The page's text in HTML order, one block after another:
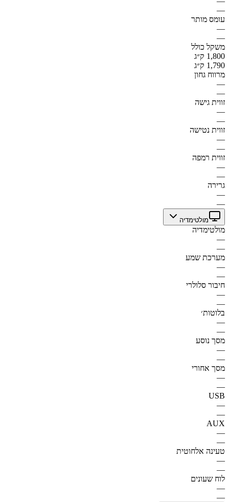
—
עומס מותר
—
—
משקל כולל
1,800 ק״ג
1,790 ק״ג
מרווח גחון
—
—
זווית גישה
—
—
זווית נטישה
—
—
זווית רמפה
—
—
גרירה
—
—
מולטימדיה
מולטימדיה
—
—
מערכת שמע
—
—
חיבור סלולרי
—
—
בלוטות׳
—
—
מסך נוסע
—
—
מסך אחורי
—
—
USB
—
—
AUX
—
—
טעינה אלחוטית
—
—
לוח שעונים
—
—